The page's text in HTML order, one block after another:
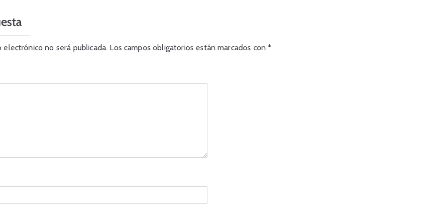
electrónico no será publicada. Los campos obligatorios están marcados con*